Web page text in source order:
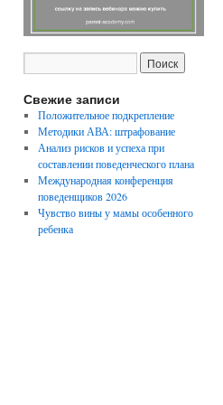
Свежие записи
Положительное подкрепление
Методики АВА: штрафование
Анализ рисков и успеха при
составлении поведенческого плана
Международная конференция
поведенщиков 2026
Чувство вины у мамы особенного
ребенка